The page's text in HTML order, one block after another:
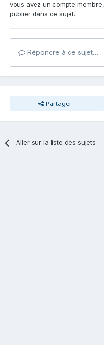
vous avez un compte membre,
publier dans ce sujet.
Répondre à ce sujet…
Partager
Aller sur la liste des sujets